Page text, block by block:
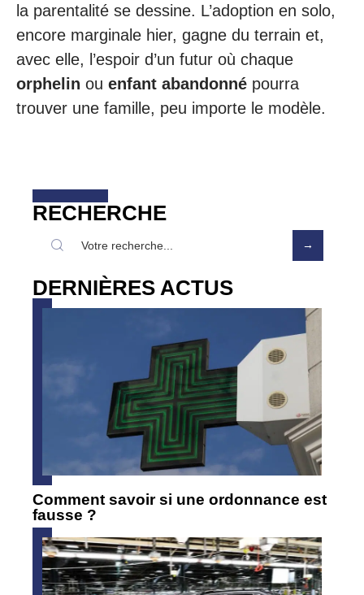
la parentalité se dessine. L’adoption en solo,
encore marginale hier, gagne du terrain et,
avec elle, l’espoir d’un futur où chaque
orphelin ou enfant abandonné pourra
trouver une famille, peu importe le modèle.
RECHERCHE
DERNIÈRES ACTUS
Comment savoir si une ordonnance est
fausse ?